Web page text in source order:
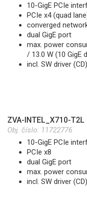
10-GigE PCIe
PCIe x4 (quad
converged
dual GigE port
max. power
/ 13.0 W (10 GigE
incl. SW driver (CD)
ZVA-INTEL_X710-T2L
Obj. číslo: 11722776
10-GigE PCIe
PCIe x8
dual GigE port
max. power
incl. SW driver (CD)